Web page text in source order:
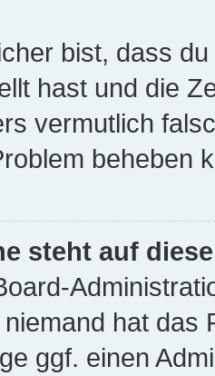
bist, dass
hast und die
vermutlich
beheben
steht auf
hat das
ggf. einen